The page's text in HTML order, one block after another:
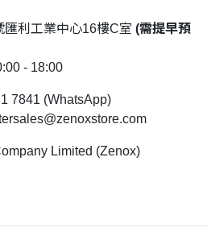
利工業中心16樓C室 (需提早預
- 18:00
7841 (WhatsApp)
Limited (Zenox)